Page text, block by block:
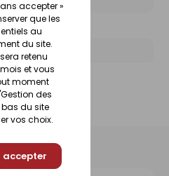
accepter »
que les
au
du site.
retenu
et vous
moment
des
du site
vos choix.
accepter
:30362625